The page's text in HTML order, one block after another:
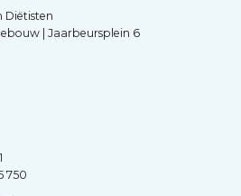
Diëtisten
| Jaarbeursplein 6
750